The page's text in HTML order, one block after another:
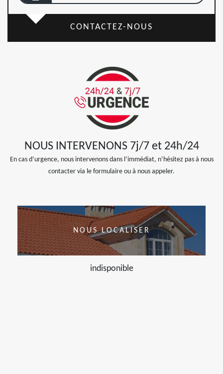
CONTACTEZ-NOUS
NOUS INTERVENONS 7j/7 et 24h/24
En cas d’urgence, nous intervenons dans l’immédiat, n’hésitez pas à nous
contacter via le formulaire ou à nous appeler.
NOUS LOCALISER
indisponible